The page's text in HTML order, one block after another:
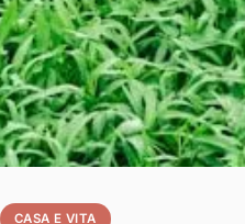
CASA E VITA